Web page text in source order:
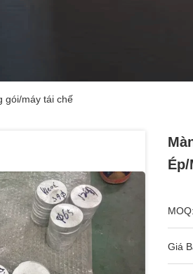
gói/máy tái chế
MOQ:
Giá